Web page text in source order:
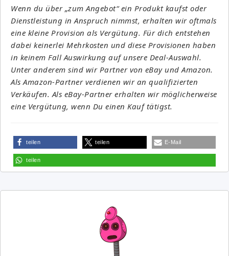
Wenn du über „zum Angebot“ ein Produkt kaufst oder
Dienstleistung in Anspruch nimmst, erhalten wir oftmals
eine kleine Provision als Vergütung. Für dich entstehen
dabei keinerlei Mehrkosten und diese Provisionen haben
in keinem Fall Auswirkung auf unsere Deal-Auswahl.
Unter anderem sind wir Partner von eBay und Amazon.
Als Amazon-Partner verdienen wir an qualifizierten
Verkäufen. Als eBay-Partner erhalten wir möglicherweise
eine Vergütung, wenn Du einen Kauf tätigst.
teilen teilen E-Mail
teilen